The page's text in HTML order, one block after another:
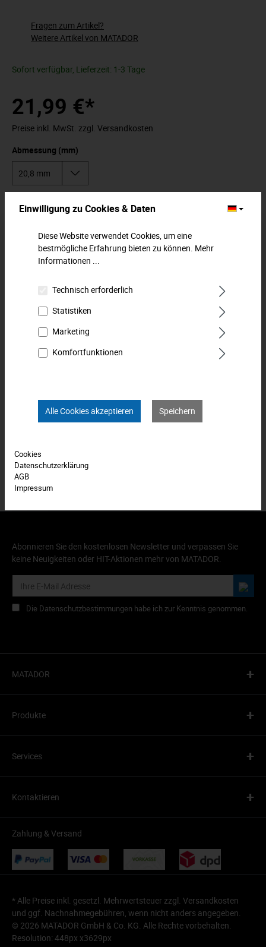
Fragen zum Artikel?
Weitere Artikel von MATADOR
Sofort verfügbar, Lieferzeit: 1-3 Tage
21,99 €*
Preise inkl. MwSt. zzgl. Versandkosten
Abmessung (mm)
In den Warenkorb
Zum Merkzettel hinzufügen
Zündkerzen-Einsatz, lang, Gummi. Für den
Zündkerzenwechsel. Mit Gummi. Lange Ausführung.
Innenvierkantantrieb nach DIN 3120,…
Bewertungen
Abonnieren Sie den kostenlosen Newsletter und verpassen Sie
keine Neuigkeiten oder HIT-Aktionen mehr von MATADOR.
Die Datenschutzbestimmungen habe ich zur Kenntnis genommen.
MATADOR +
Produkte +
Services +
Kontaktieren +
Zahlung & Versand
* Alle Preise inkl. gesetzl. Mehrwertsteuer zzgl. Versandkosten
und ggf. Nachnahmegebühren, wenn nicht anders angegeben.
© 2026 MATADOR GmbH & Co. KG. Alle Rechte vorbehalten.
Resolution: 448px x3629px
Einwilligung zu Cookies & Daten
Diese Website verwendet Cookies, um eine
bestmögliche Erfahrung bieten zu können. Mehr
Informationen ...
Technisch erforderlich
Statistiken
Marketing
Komfortfunktionen
Alle Cookies akzeptieren Speichern
Cookies
Datenschutzerklärung
AGB
Impressum